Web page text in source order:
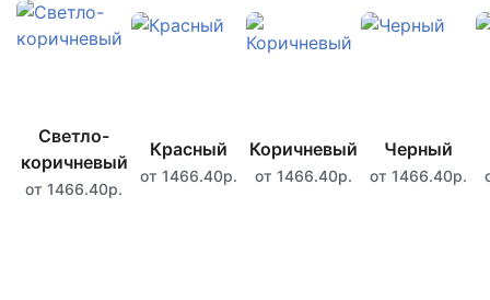
Светло-
коричневый
от 1466.40р.
Красный
от 1466.40р.
Коричневый
от 1466.40р.
Черный
от 1466.40р.